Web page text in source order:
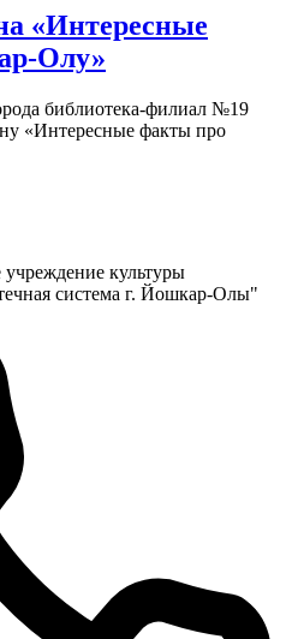
«Интересные
Олу»
библиотека-филиал №19
«Интересные факты про
культуры
система г. Йошкар-Олы"